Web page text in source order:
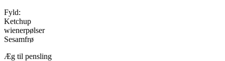
Fyld:
Ketchup
wienerpølser
Sesamfrø
Æg til pensling